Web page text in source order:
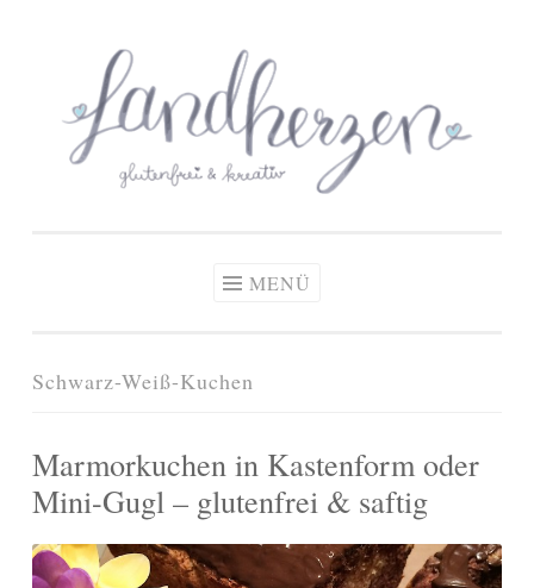
springen
Zöliakie, glutenfreie Ernährung
MENÜ
Schwarz-Weiß-Kuchen
Marmorkuchen in Kastenform oder
Mini-Gugl – glutenfrei & saftig